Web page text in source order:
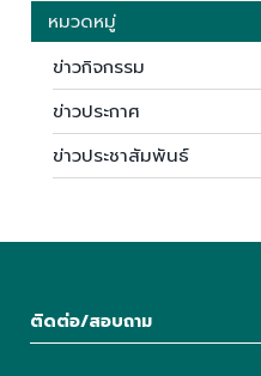
หมวดหมู่
ข่าวกิจกรรม
ข่าวประกาศ
ข่าวประชาสัมพันธ์
ติดต่อ/สอบถาม